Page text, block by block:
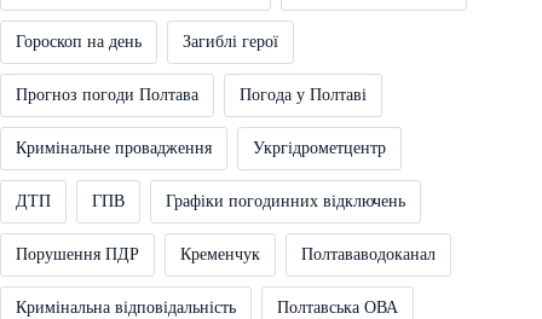
Гороскоп на день Загиблі герої
Прогноз погоди Полтава Погода у Полтаві
Кримінальне провадження Укргідрометцентр
ДТП ГПВ Графіки погодинних відключень
Порушення ПДР Кременчук Полтававодоканал
Кримінальна відповідальність Полтавська ОВА